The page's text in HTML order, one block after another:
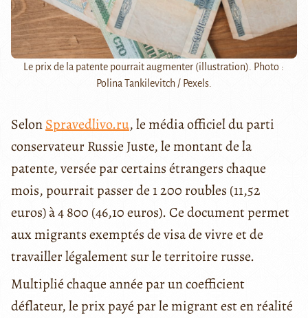
Le prix de la patente pourrait augmenter (illustration). Photo :
Polina Tankilevitch / Pexels.
SelonSpravedlivo.ru, le média officiel du parti
conservateur Russie Juste, le montant de la
patente, versée par certains étrangers chaque
mois, pourrait passer de 1 200 roubles (11,52
euros) à 4 800 (46,10 euros). Ce document permet
aux migrants exemptés de visa de vivre et de
travailler légalement sur le territoire russe.
Multiplié chaque année par un coefficient
déflateur, le prix payé par le migrant est en réalité